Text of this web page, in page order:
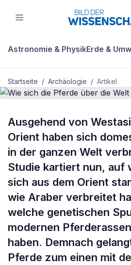
Astronomie & PhysikErde &
Startseite / Archäologie / Artikel
ARCHÄOLOGIE
Wie sich die Pferde
verbreiteten
Ausgehend von
Orient haben sich
in der ganzen Welt
Studie kartiert nun, auf
sich aus dem Orient
wie Araber verbreitet
welche genetischen
modernen
haben. Demnach
Pferde zum einen mit